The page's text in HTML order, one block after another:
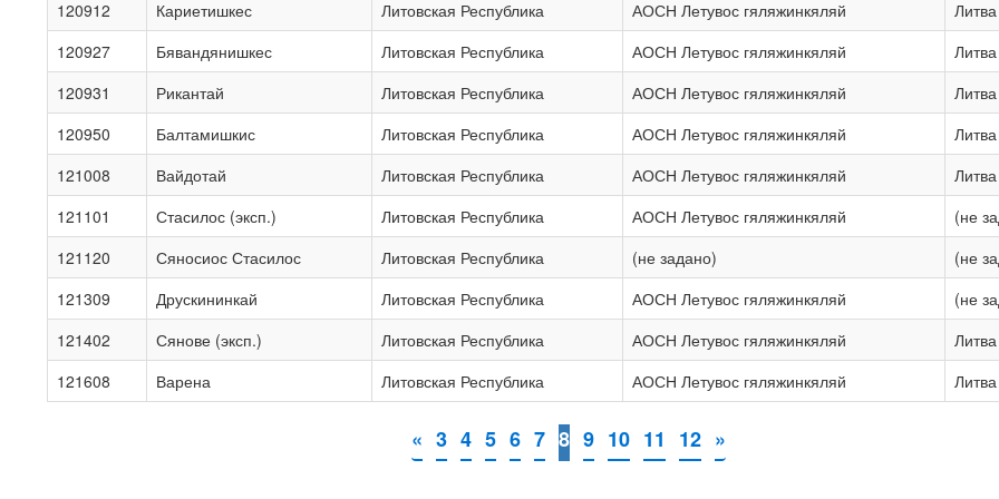
120912 Кариетишкес Литовская Республика АОСН Летувос гяляжинкяляй
Литва
120927
Бявандянишкес Литовская Республика АОСН Летувос гяляжинкяляй
Литва
120931
Рикантай Литовская Республика АОСН Летувос гяляжинкяляй
Литва
120950
Балтамишкис Литовская Республика АОСН Летувос гяляжинкяляй
Литва
121008
Вайдотай Литовская Республика АОСН Летувос гяляжинкяляй
Литва
121101
Стасилос (эксп.) Литовская Республика АОСН Летувос гяляжинкяляй
(не
121120
Сяносиос Стасилос Литовская Республика (не задано)
(не
121309
Друскининкай Литовская Республика АОСН Летувос гяляжинкяляй
(не
121402
Сянове (эксп.) Литовская Республика АОСН Летувос гяляжинкяляй
Литва
121608
Варена Литовская Республика АОСН Летувос гяляжинкяляй Литва
« 3 4 5 6 7 8 9 10 11 12 »